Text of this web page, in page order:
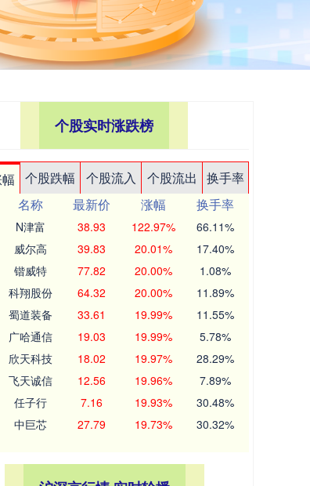
个股实时涨跌榜
个股跌幅 个股流入 个股流出
换手率
名称 最新价 涨幅
换手率
N津富 38.93 122.97% 66.11%
威尔高 39.83 20.01% 17.40%
锴威特 77.82 20.00% 1.08%
科翔股份 64.32 20.00% 11.89%
蜀道装备 33.61 19.99% 11.55%
广哈通信 19.03 19.99% 5.78%
欣天科技 18.02 19.97% 28.29%
飞天诚信 12.56 19.96% 7.89%
任子行 7.16 19.93% 30.48%
中巨芯 27.79 19.73% 30.32%